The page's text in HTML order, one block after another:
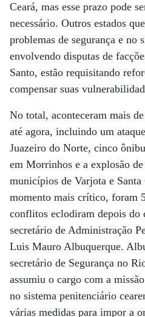
Ceará, mas esse prazo pode
necessário. Outros estados
problemas de segurança e no
envolvendo disputas de
Santo, estão requisitando
compensar suas
No total, aconteceram mais
até agora, incluindo um
Juazeiro do Norte, cinco
em Morrinhos e a explosão
municípios de Varjota e
momento mais crítico, foram
conflitos eclodiram depois do
secretário de Administração
Luis Mauro Albuquerque.
secretário de Segurança no
assumiu o cargo com a
no sistema penitenciário
várias medidas para impor a